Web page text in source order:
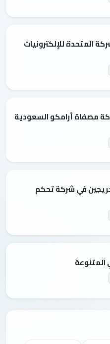
المتحدة للإلكترونيات
مصفاة أرامكو السعودية
في شركة تحكم